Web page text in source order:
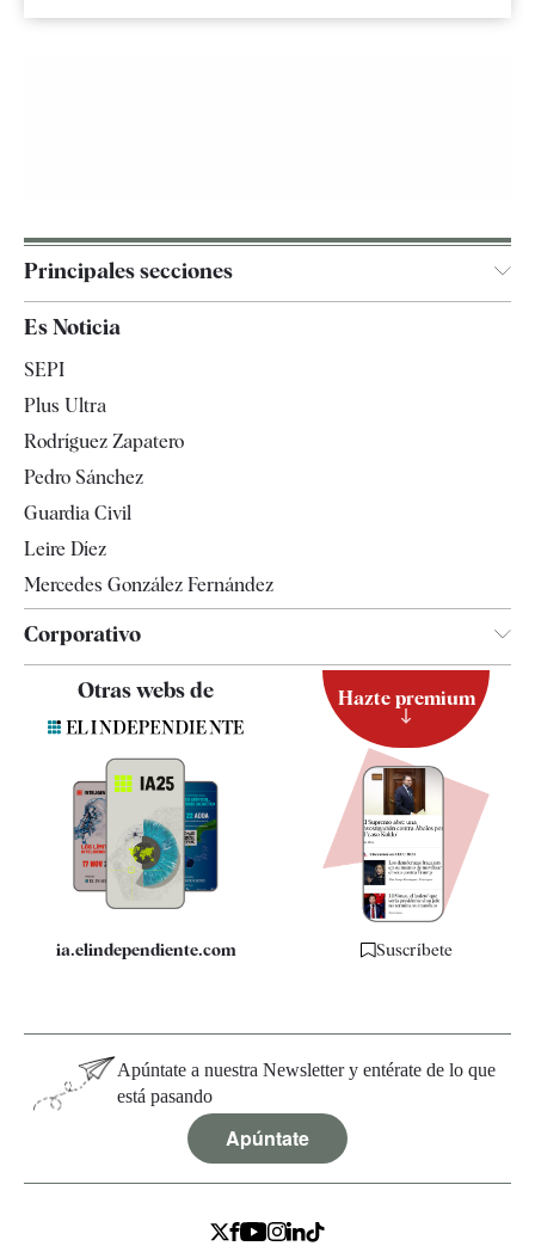
Principales secciones
España
Televisión
Es Noticia
SEPI
Plus Ultra
Rodríguez Zapatero
Pedro Sánchez
Guardia Civil
Leire Díez
Mercedes González Fernández
Corporativo
Contacto
Quiénes somos
Especificaciones
Otras webs de
ia.elindependiente.com
Hazte premium
Suscríbete
Apúntate a nuestra Newsletter y entérate de lo que
está pasando
Apúntate